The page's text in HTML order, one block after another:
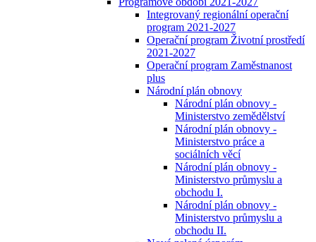
Integrovaný regionální operační
program 2021-2027
Operační program Životní prostředí
2021-2027
Operační program Zaměstnanost
plus
Národní plán obnovy
Národní plán obnovy -
Ministerstvo zemědělství
Národní plán obnovy -
Ministerstvo práce a
sociálních věcí
Národní plán obnovy -
Ministerstvo průmyslu a
obchodu I.
Národní plán obnovy -
Ministerstvo průmyslu a
obchodu II.